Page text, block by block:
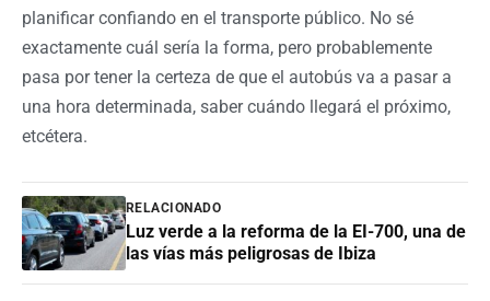
planificar confiando en el transporte público. No sé
exactamente cuál sería la forma, pero probablemente
pasa por tener la certeza de que el autobús va a pasar a
una hora determinada, saber cuándo llegará el próximo,
etcétera.
RELACIONADO
Luz verde a la reforma de la EI-700, una de
las vías más peligrosas de Ibiza